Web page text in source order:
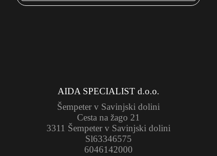
AIDA SPECIALIST d.o.o.
Šempeter v Savinjski dolini
Cesta na žago 21
3311 Šempeter v Savinjski dolini
Sl63346575
6046142000